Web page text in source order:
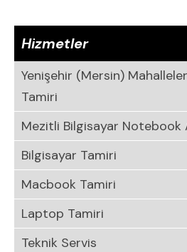
Hizmetler
Yenişehir (Mersin)
Tamiri
Mezitli Bilgisayar Notebook
Bilgisayar Tamiri
Macbook Tamiri
Laptop Tamiri
Teknik Servis